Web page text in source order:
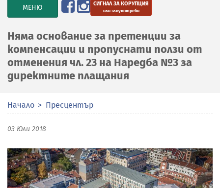
TOGGLE
NAVIGATION
МЕНЮ СИГНАЛ ЗА КОРУПЦИЯ
или злоупотреби
Няма основание за претенции за
компенсации и пропуснати ползи от
отменения чл. 23 на Наредба №3 за
директните плащания
Начало Пресцентър
03 Юли 2018